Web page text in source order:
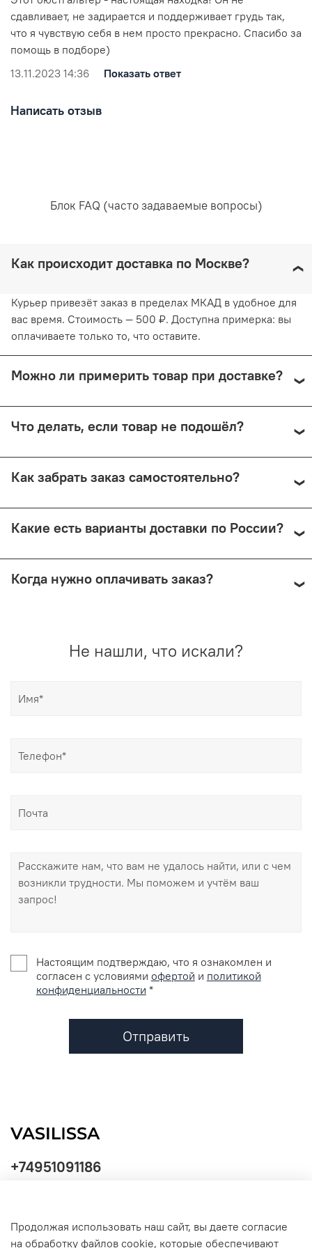
не превышающей 30 градусов. Любое отбеливание
руками, не применяя силу. Глажка запрещена. Сушить
белье желательно в горизонтальном положении, не
сдавливает, не задирается и поддерживает грудь так,
что я чувствую себя в нем просто прекрасно. Спасибо за
помощь в подборе)
13.11.2023 14:36
Показать ответ
Написать отзыв
Блок FAQ (часто задаваемые вопросы)
Как происходит доставка по Москве?
Курьер привезёт заказ в пределах МКАД в удобное для
вас время. Стоимость — 500 ₽. Доступна примерка: вы
оплачиваете только то, что оставите.
Можно ли примерить товар при доставке?
СДЭК с примеркой. Первые 15 минут — бесплатно.
Что делать, если товар не подошёл?
Почтой России (в этом случае возврат невозможен).
Как забрать заказ самостоятельно?
Малый Николопесковский пер., 4 (м. Арбатская). Срок
Какие есть варианты доставки по России?
России (по её тарифам). СДЭК предлагает доставку до
Когда нужно оплачивать заказ?
Не нашли, что искали?
Настоящим подтверждаю, что я ознакомлен и
согласен с условиями офертой и политикой
конфиденциальности *
Отправить
+74951091186
Продолжая использовать наш сайт, вы даете согласие
на обработку файлов cookie, которые обеспечивают
обработки